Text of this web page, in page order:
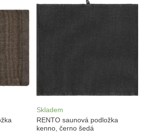
lnu a bavlny dodává podložkám
a pevnost. Samozřejmostí je snadná
Vyberte si z různých designů a velikostí
potřeb.
Skladem
RENTO saunová podložka
kenno, černo šedá